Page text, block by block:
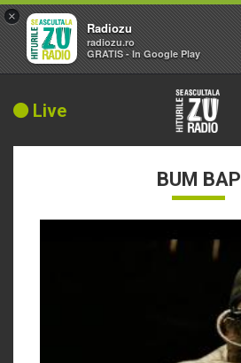
Live
BUM BAP
×
Radiozu
radiozu.ro
GRATIS - In Google Play